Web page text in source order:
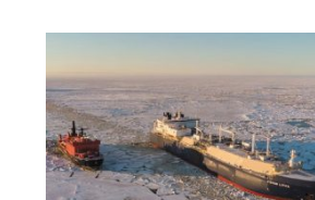
крупнейшую атаку БПЛА ВСУ
СМИ: 20-минутный удар ВС
РФ "приговорил систему"
ПВО Украины — Киев
остался без противоракет
ВИДЕО